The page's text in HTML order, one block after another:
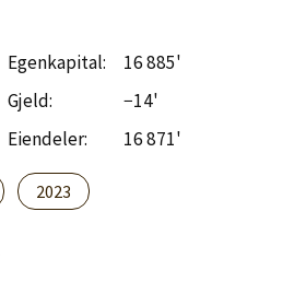
Egenkapital:
16 885'
Gjeld:
−14'
Eiendeler: 16 871'
2023